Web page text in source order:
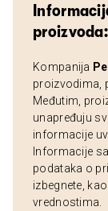
proizvoda:
Kompanija
proizvodima,
Međutim,
unapređuju
informacije
Informacije
podataka o
izbegnete,
vrednostima.